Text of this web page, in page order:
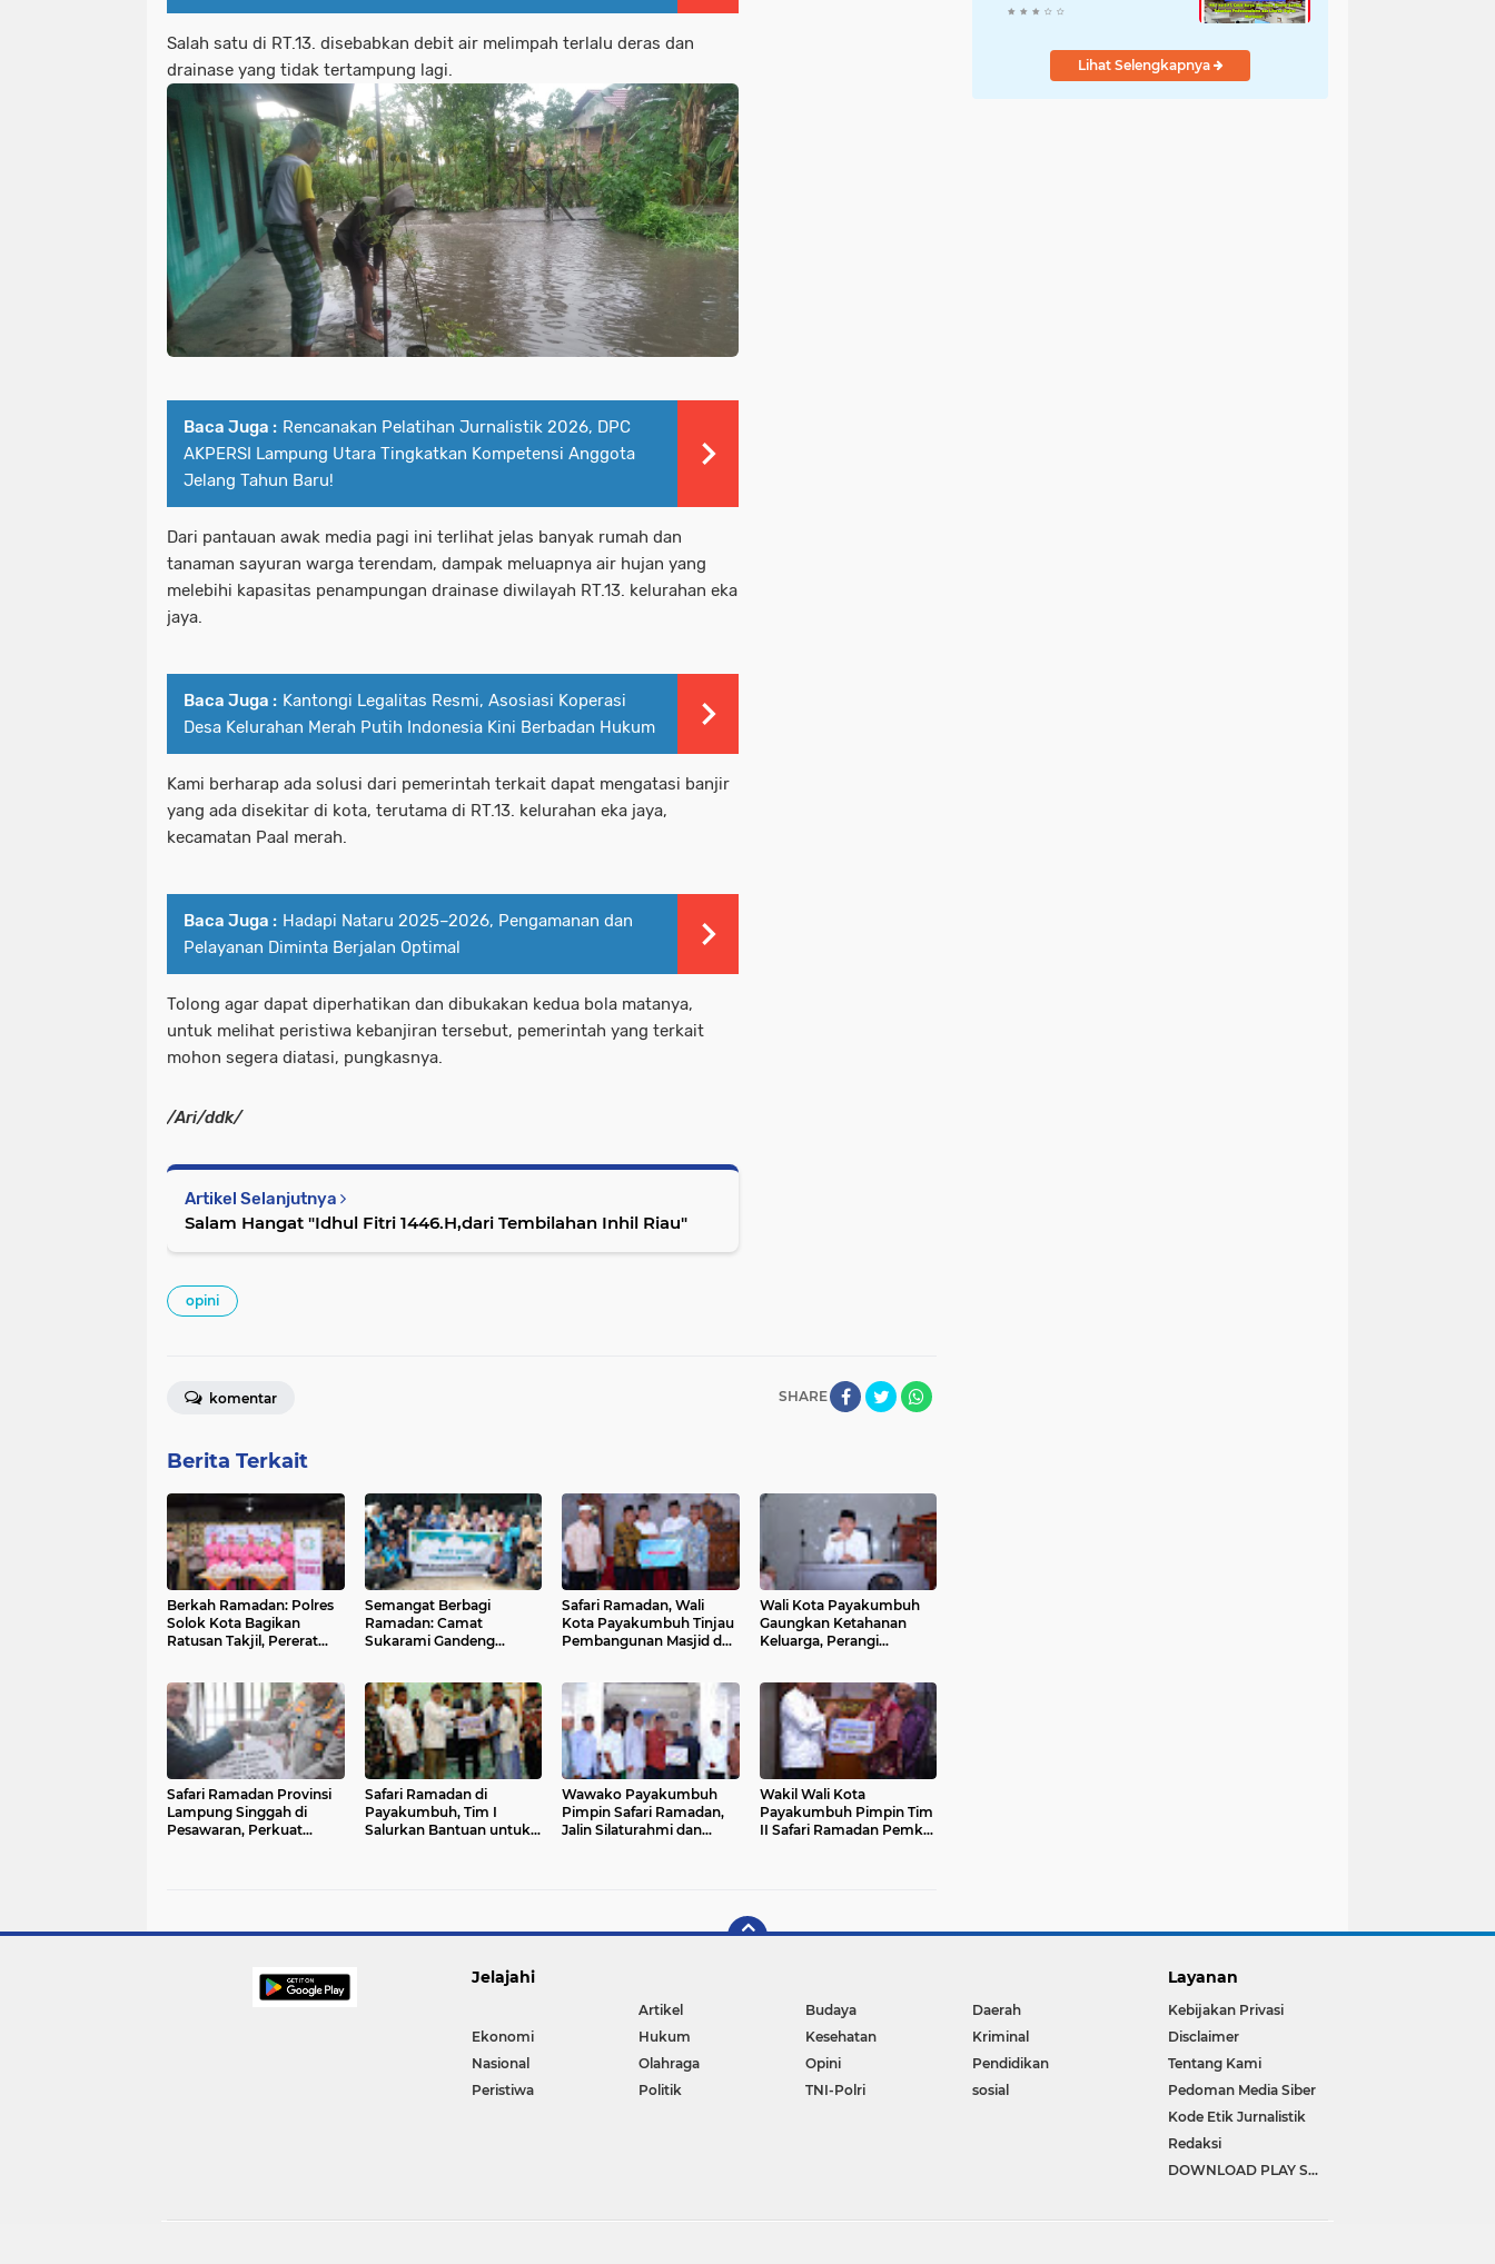
Salah satu di RT.13. disebabkan debit air melimpah terlalu deras dan
drainase yang tidak tertampung lagi.
Baca Juga : Rencanakan Pelatihan Jurnalistik 2026, DPC
AKPERSI Lampung Utara Tingkatkan Kompetensi Anggota
Jelang Tahun Baru!
Dari pantauan awak media pagi ini terlihat jelas banyak rumah dan
tanaman sayuran warga terendam, dampak meluapnya air hujan yang
melebihi kapasitas penampungan drainase diwilayah RT.13. kelurahan eka
jaya.
Baca Juga : Kantongi Legalitas Resmi, Asosiasi Koperasi
Desa Kelurahan Merah Putih Indonesia Kini Berbadan Hukum
Kami berharap ada solusi dari pemerintah terkait dapat mengatasi banjir
yang ada disekitar di kota, terutama di RT.13. kelurahan eka jaya,
kecamatan Paal merah.
Baca Juga : Hadapi Nataru 2025–2026, Pengamanan dan
Pelayanan Diminta Berjalan Optimal
Tolong agar dapat diperhatikan dan dibukakan kedua bola matanya,
untuk melihat peristiwa kebanjiran tersebut, pemerintah yang terkait
mohon segera diatasi, pungkasnya.
/Ari/ddk/
Artikel Selanjutnya
Salam Hangat "Idhul Fitri 1446.H,dari Tembilahan Inhil Riau"
opini
SHARE
komentar
Berita Terkait
Berkah Ramadan: Polres
Solok Kota Bagikan
Ratusan Takjil, Pererat
Masyarakat
Semangat Berbagi
Ramadan: Camat
Sukarami Gandeng
Ratusan Takjil, Wujudkan
Sinergi Pemerintah dan
Masyarakat
Safari Ramadan, Wali
Kota Payakumbuh Tinjau
Pembangunan Masjid dan
Wali Kota Payakumbuh
Gaungkan Ketahanan
Keluarga, Perangi
Saat Safari Ramadan
Safari Ramadan Provinsi
Lampung Singgah di
Pesawaran, Perkuat
Safari Ramadan di
Payakumbuh, Tim I
Salurkan Bantuan untuk
Wawako Payakumbuh
Pimpin Safari Ramadan,
Jalin Silaturahmi dan
Wakil Wali Kota
Payakumbuh Pimpin Tim
II Safari Ramadan Pemko
dan Profesional,
Wartawan
Lihat Selengkapnya
Jelajahi
Artikel Budaya
Daerah
Ekonomi
Hukum Kesehatan
Kriminal
Nasional
Olahraga Opini
Pendidikan
Peristiwa
Politik TNI-Polri sosial
Layanan
Kebijakan Privasi
Disclaimer
Tentang Kami
Pedoman Media Siber
Kode Etik Jurnalistik
Redaksi
DOWNLOAD PLAY STORE